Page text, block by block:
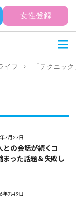
女性登録
イフ 「テクニッ
7月27日
との会話が続くコ
まった話題＆失敗し
年7月9日